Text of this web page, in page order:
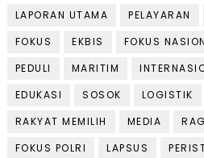
LAPORAN UTAMA
PELAYARAN
FOKUS
EKBIS FOKUS
PEDULI
MARITIM
EDUKASI
SOSOK LOGISTIK
RAKYAT MEMILIH
MEDIA
FOKUS POLRI
LAPSUS